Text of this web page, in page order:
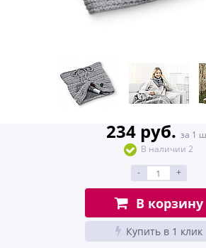
234 руб. за 1
В наличии 2
-
+
В корзину
Купить в 1 клик